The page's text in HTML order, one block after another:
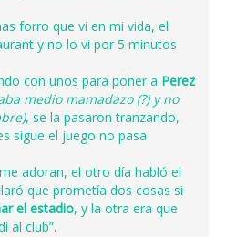
forro que vi en mi vida, el
y no lo vi por 5 minutos
con unos para poner a Perez
medio mamadazo (?) y no
, se la pasaron tranzando,
sigue el juego no pasa
adoran, el otro día habló el
que prometía dos cosas si
el estadio, y la otra era que
al club”.